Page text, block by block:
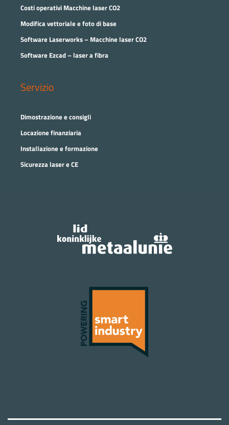
Costi operativi Macchine laser CO2
Modifica vettoriale e foto di base
Software Laserworks – Macchine laser CO2
Software Ezcad – laser a fibra
Servizio
Dimostrazione e consigli
Locazione finanziaria
Installazione e formazione
Sicurezza laser e CE